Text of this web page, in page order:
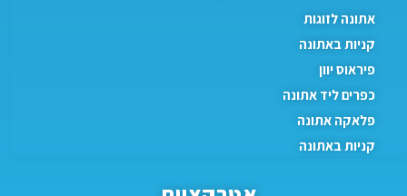
אתונה לזוגות
קניות באתונה
פיראוס יוון
כפרים ליד אתונה
פלאקה אתונה
קניות באתונה